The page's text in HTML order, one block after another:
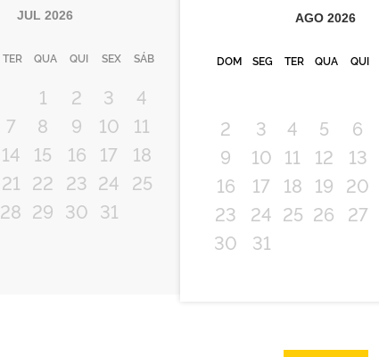
JUL 2026
TER QUA QUI SEX SÁB
1 2 3
4
7 8 9 10
11
14 15 16 17
18
21 22 23 24 25
28 29 30 31
AGO 2026
DOM SEG TER QUA QUI
2
3 4 5 6
9
10 11 12 13
16
17 18 19 20
23
24 25 26 27
30
31